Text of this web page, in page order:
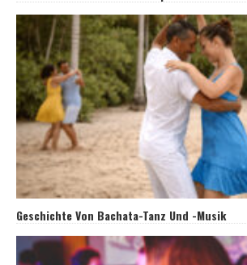
Geschichte Von Bachata-Tanz Und -Musik